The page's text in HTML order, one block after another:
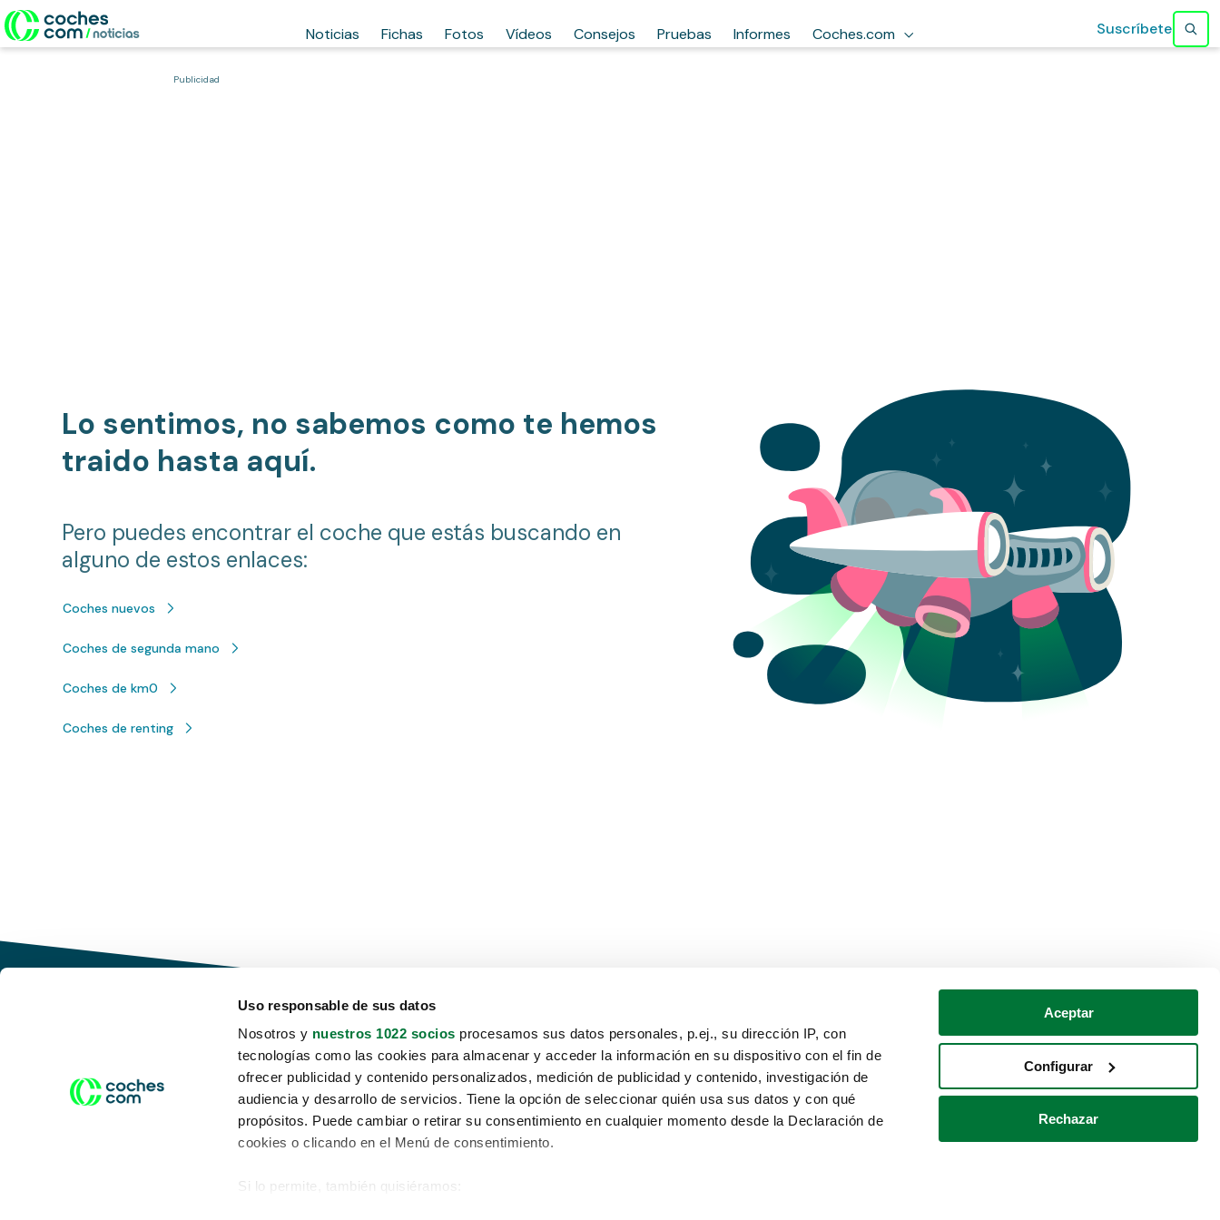
Uso responsable de sus datos
Nosotros y nuestros 1022 socios procesamos sus datos personales, p.ej., su dirección IP, con
tecnologías como las cookies para almacenar y acceder la información en su dispositivo con el fin de
ofrecer publicidad y contenido personalizados, medición de publicidad y contenido, investigación de
audiencia y desarrollo de servicios. Tiene la opción de seleccionar quién usa sus datos y con qué
propósitos. Puede cambiar o retirar su consentimiento en cualquier momento desde la Declaración de
cookies o clicando en el Menú de consentimiento.
Si lo permite, también quisiéramos:
Aceptar
Configurar
Rechazar
Noticias Fichas Fotos Vídeos Consejos Pruebas Informes Coches.com Suscríbete
Publicidad
Lo sentimos, no sabemos como te hemos
traido hasta aquí.
Pero puedes encontrar el coche que estás buscando en
alguno de estos enlaces:
Coches nuevos
Coches de segunda mano
Coches de km0
Coches de renting
Conduce tu futuro,
desata tu movilidad